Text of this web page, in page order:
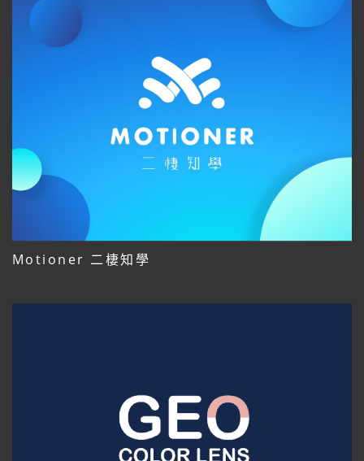
Motioner 二棲知學